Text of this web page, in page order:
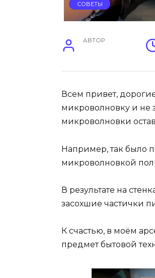
СОВЕТЫ
АВТОР
Всем привет,
микроволновку и не
микроволновки
Например, так было
микроволновкой
В результате на
засохшие частички
К счастью, в моём
предмет бытовой